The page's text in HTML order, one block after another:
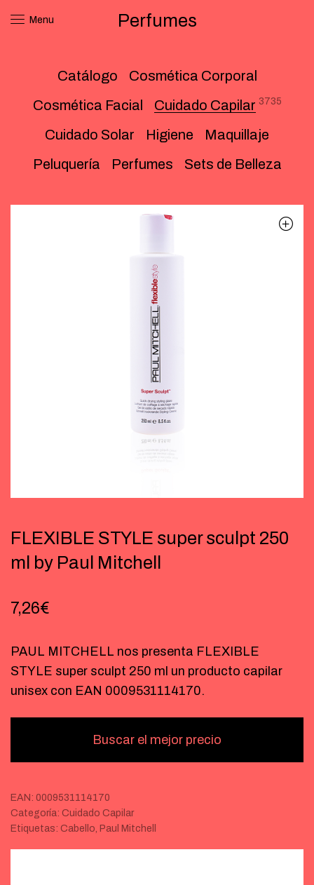
Menu Perfumes
Catálogo
Cosmética Corporal
Cosmética Facial
Cuidado Capilar 3735
Cuidado Solar Higiene
Maquillaje
Peluquería
Perfumes Sets de Belleza
FLEXIBLE STYLE super sculpt 250
ml by Paul Mitchell
7,26€
PAUL MITCHELL nos presenta FLEXIBLE
STYLE super sculpt 250 ml un producto capilar
unisex con EAN 0009531114170.
Buscar el mejor precio
EAN: 0009531114170
Categoría: Cuidado Capilar
Etiquetas: Cabello, Paul Mitchell